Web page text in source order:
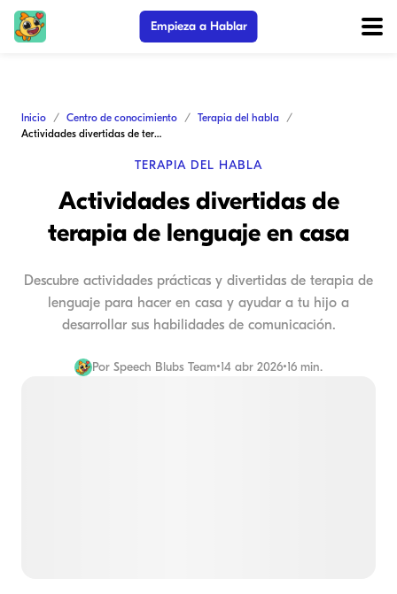
Empieza a Hablar
Inicio Centro de conocimiento
Terapia del habla
Actividades divertidas de terapia de lenguaje en casa
TERAPIA DEL HABLA
Actividades divertidas de
terapia de lenguaje en casa
Descubre actividades prácticas y divertidas de terapia de
lenguaje para hacer en casa y ayudar a tu hijo a
desarrollar sus habilidades de comunicación.
Por Speech Blubs Team•14 abr 2026•16 min.